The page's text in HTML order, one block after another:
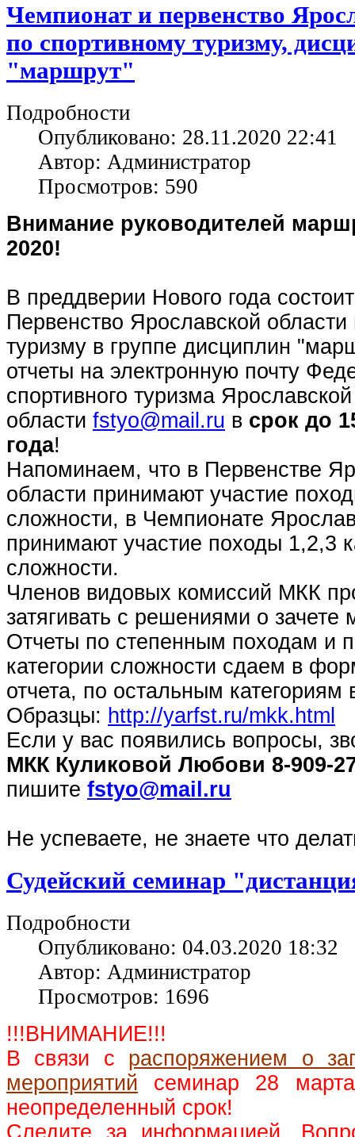
Чемпионат и первенство
по спортивному туризму,
"маршрут"
Подробности
Опубликовано: 28.11.2020 22:41
Автор: Администратор
Просмотров: 590
Внимание руководителей
2020!
В преддверии Нового года
Первенство Ярославской
туризму в группе дисциплин
отчеты на электронную почту
спортивного туризма Ярославской
области fstyo@mail.ru в срок до
года!
Напоминаем, что в Первенстве
области принимают участие
сложности, в Чемпионате
принимают участие походы 1,2,3
сложности.
Членов видовых комиссий МКК
затягивать с решениями о зачете
Отчеты по степенным походам и
категории сложности сдаем в
отчета, по остальным
Образцы: http://yarfst.ru/mkk.html
Если у вас появились вопросы,
МКК Куликовой Любови 8-909-
пишите fstyo@mail.ru
Не успеваете, не знаете что
Судейский семинар
Подробности
Опубликовано: 04.03.2020 18:32
Автор: Администратор
Просмотров: 1696
!!!ВНИМАНИЕ!!!
В связи с распоряжением о
мероприятий семинар 28
неопределенный срок!
Следите за информацией.